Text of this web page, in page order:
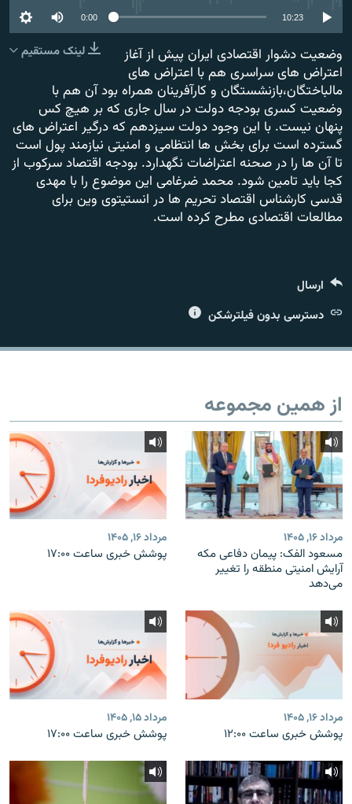
زبان‌های دیگر
0:00 10:23
لینک مستقیم
وضعیت دشوار اقتصادی ایران پیش از آغاز
اعتراض های سراسری هم با اعتراض های
مالباختگان،بازنشستگان و کارآفرینان همراه بود آن هم با
وضعیت کسری بودجه دولت در سال جاری که بر هیچ کس
پنهان نیست. با این وجود دولت سیزدهم که درگیر اعتراض های
گسترده است برای بخش ها انتظامی و امنیتی نیازمند پول است
تا آن ها را در صحنه اعتراضات نگهدارد. بودجه اقتصاد سرکوب از
کجا باید تامین شود. محمد ضرغامی این موضوع را با مهدی
قدسی کارشناس اقتصاد تحریم ها در انستیتوی وین برای
مطالعات اقتصادی مطرح کرده است.
ارسال
دسترسی بدون فیلترشکن
از همین مجموعه
مرداد ۱۶, ۱۴۰۵
مسعود الفک: پیمان دفاعی مکه
آرایش امنیتی منطقه را تغییر
می‌دهد
مرداد ۱۶, ۱۴۰۵
پوشش خبری ساعت ۱۷:۰۰
مرداد ۱۶, ۱۴۰۵
پوشش خبری ساعت ۱۲:۰۰
مرداد ۱۵, ۱۴۰۵
پوشش خبری ساعت ۱۷:۰۰